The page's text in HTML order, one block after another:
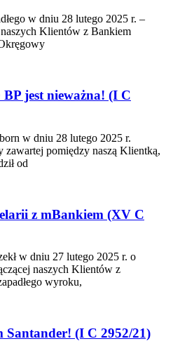
w dniu 28 lutego 2025 r. –
Klientów z Bankiem
jest nieważna! (I C
w dniu 28 lutego 2025 r.
zawartej pomiędzy naszą Klientką,
od
z mBankiem (XV C
w dniu 27 lutego 2025 r. o
naszych Klientów z
wyroku,
(I C 2952/21)